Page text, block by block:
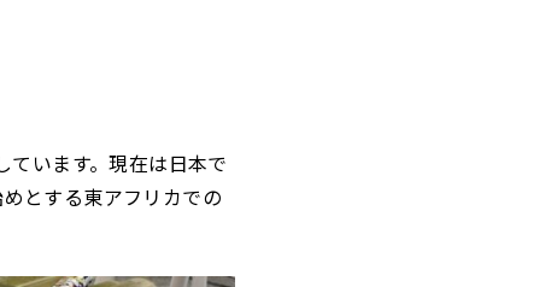
います。現在は日本で
とする東アフリカでの